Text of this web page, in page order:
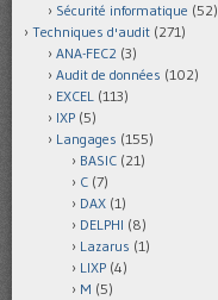
Sécurité informatique (52)
Techniques d'audit (271)
ANA-FEC2 (3)
Audit de données (102)
EXCEL (113)
IXP (5)
Langages (155)
BASIC (21)
C (7)
DAX (1)
DELPHI (8)
Lazarus (1)
LIXP (4)
M (5)